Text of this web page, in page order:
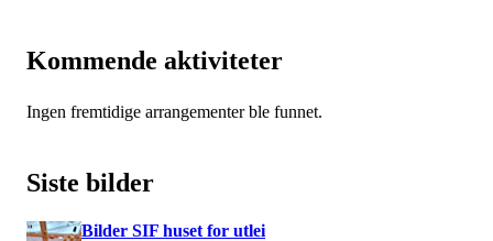
Kommende aktiviteter
Ingen fremtidige arrangementer ble funnet.
Siste bilder
Bilder SIF huset for utlei